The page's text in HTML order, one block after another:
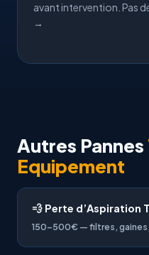
avant intervention. Pas
→
Autres Pannes
Equipement
💨 Perte d’Aspiration
150-500€ — filtres,